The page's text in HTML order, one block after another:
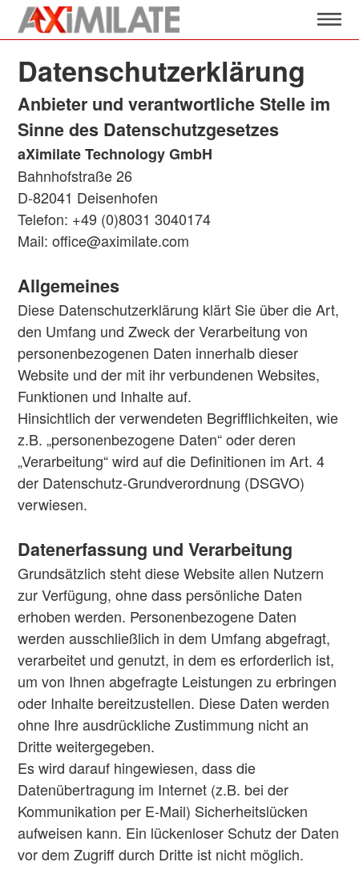
Datenschutzerklärung
Anbieter und verantwortliche Stelle im
Sinne des Datenschutzgesetzes
aXimilate Technology GmbH
Bahnhofstraße 26
D-82041 Deisenhofen
Telefon: +49 (0)8031 3040174
Mail:office@aximilate.com
Allgemeines
Diese Datenschutzerklärung klärt Sie über die Art,
den Umfang und Zweck der Verarbeitung von
personenbezogenen Daten innerhalb dieser
Website und der mit ihr verbundenen Websites,
Funktionen und Inhalte auf.
Hinsichtlich der verwendeten Begrifflichkeiten, wie
z.B. „personenbezogene Daten“ oder deren
„Verarbeitung“ wird auf die Definitionen im Art. 4
der Datenschutz-Grundverordnung (DSGVO)
verwiesen.
Datenerfassung und Verarbeitung
Grundsätzlich steht diese Website allen Nutzern
zur Verfügung, ohne dass persönliche Daten
erhoben werden. Personenbezogene Daten
werden ausschließlich in dem Umfang abgefragt,
verarbeitet und genutzt, in dem es erforderlich ist,
um von Ihnen abgefragte Leistungen zu erbringen
oder Inhalte bereitzustellen. Diese Daten werden
ohne Ihre ausdrückliche Zustimmung nicht an
Dritte weitergegeben.
Es wird darauf hingewiesen, dass die
Datenübertragung im Internet (z.B. bei der
Kommunikation per E-Mail) Sicherheitslücken
aufweisen kann. Ein lückenloser Schutz der Daten
vor dem Zugriff durch Dritte ist nicht möglich.